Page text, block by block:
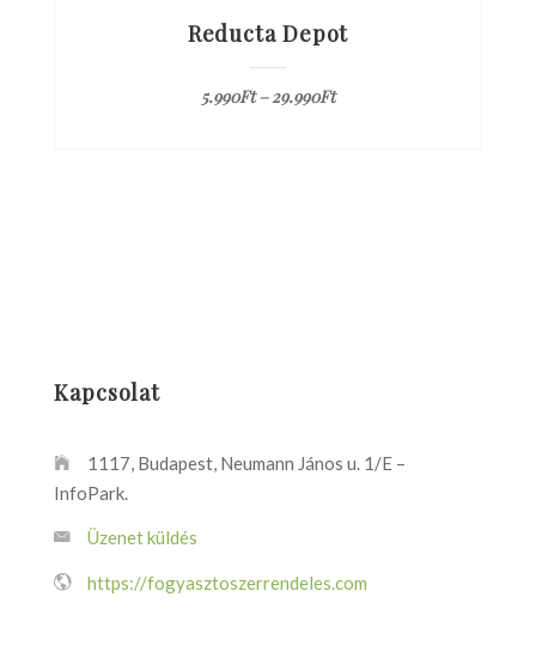
Reducta Depot
5.990Ft–29.990Ft
Kapcsolat
1117, Budapest, Neumann János u. 1/E –
InfoPark.
Üzenet küldés
https://fogyasztoszerrendeles.com